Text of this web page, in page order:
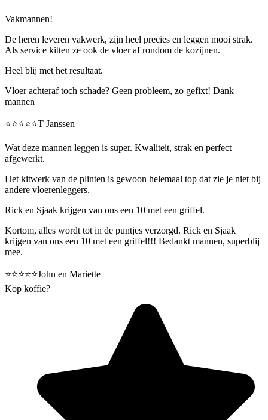
Vakmannen!
De heren leveren vakwerk, zijn heel precies en leggen mooi strak.
Als service kitten ze ook de vloer af rondom de kozijnen.
Heel blij met het resultaat.
Vloer achteraf toch schade? Geen probleem, zo gefixt! Dank
mannen
⭐️⭐️⭐️⭐️⭐️T Janssen
Wat deze mannen leggen is super. Kwaliteit, strak en perfect
afgewerkt.
Het kitwerk van de plinten is gewoon helemaal top dat zie je niet bij
andere vloerenleggers.
Rick en Sjaak krijgen van ons een 10 met een griffel.
Kortom, alles wordt tot in de puntjes verzorgd. Rick en Sjaak
krijgen van ons een 10 met een griffel!!! Bedankt mannen, superblij
mee.
⭐️⭐️⭐️⭐️⭐️John en Mariette
Kop koffie?